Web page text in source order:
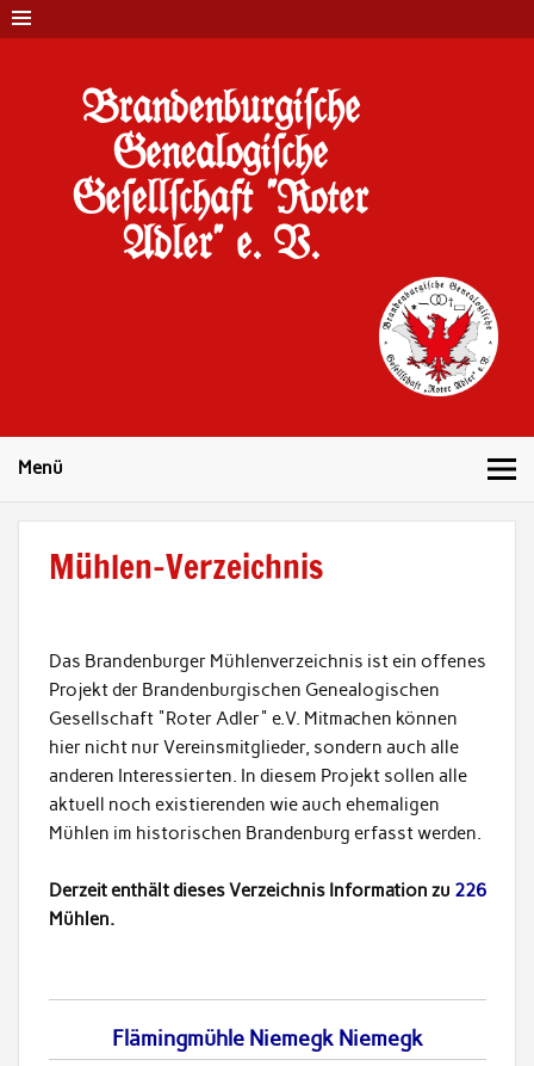
Brandenburgi#che
Genealogi#che
Ge#ell#chaft "Roter
Adler" e. V.
Menü
Mühlen-Verzeichnis
Das Brandenburger Mühlenverzeichnis ist ein offenes
Projekt der Brandenburgischen Genealogischen
Gesellschaft "Roter Adler" e.V. Mitmachen können
hier nicht nur Vereinsmitglieder, sondern auch alle
anderen Interessierten. In diesem Projekt sollen alle
aktuell noch existierenden wie auch ehemaligen
Mühlen im historischen Brandenburg erfasst werden.
Derzeit enthält dieses Verzeichnis Information zu 226
Mühlen.
Flämingmühle Niemegk Niemegk